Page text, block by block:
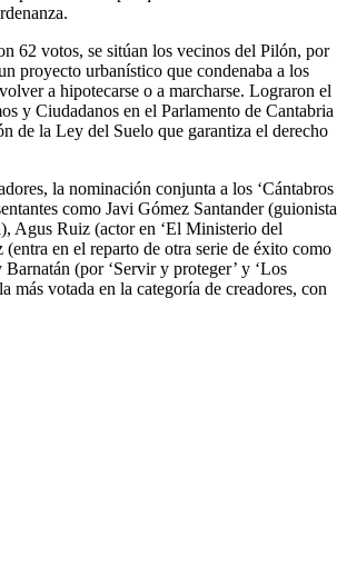
62 votos, se sitúan los vecinos del Pilón, por
proyecto urbanístico que condenaba a los
a hipotecarse o a marcharse. Lograron el
y Ciudadanos en el Parlamento de Cantabria
de la Ley del Suelo que garantiza el derecho
la nominación conjunta a los ‘Cántabros
como Javi Gómez Santander (guionista
Agus Ruiz (actor en ‘El Ministerio del
en el reparto de otra serie de éxito como
Barnatán (por ‘Servir y proteger’ y ‘Los
más votada en la categoría de creadores, con